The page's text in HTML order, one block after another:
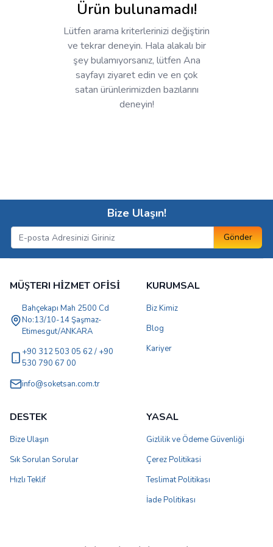
Ürün bulunamadı!
Lütfen arama kriterlerinizi değiştirin
ve tekrar deneyin. Hala alakalı bir
şey bulamıyorsanız, lütfen Ana
sayfayı ziyaret edin ve en çok
satan ürünlerimizden bazılarını
deneyin!
Bize Ulaşın!
Gönder
MÜŞTERI HİZMET OFİSİ
Bahçekapı Mah 2500 Cd
No:13/10-14 Şaşmaz-
Etimesgut/ANKARA
+90 312 503 05 62 / +90
530 790 67 00
info@soketsan.com.tr
KURUMSAL
Biz Kimiz
Blog
Kariyer
DESTEK
Bize Ulaşın
Sık Sorulan Sorular
Hızlı Teklif
YASAL
Gizlilik ve Ödeme Güvenliği
Çerez Politikasi
Teslimat Politikası
İade Politikası